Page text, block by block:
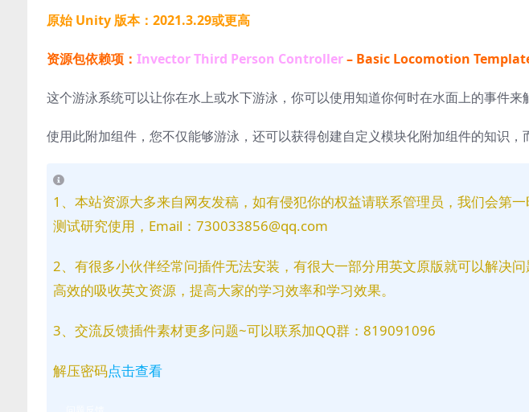
原始 Unity 版本：2021.3.29或更高
资源包依赖项： Invector Third Person Controller– Basic Locomotion
这个游泳系统可以让你在水上或水下游泳，你可以使用知道你何时在水面上的事件来
使用此附加组件，您不仅能够游泳，还可以获得创建自定义模块化附加组件的知识，
1、本站资源大多来自网友发稿，如有侵犯你的权益请联系管理员，我们会第
测试研究使用，Email：730033856@qq.com
2、有很多小伙伴经常问插件无法安装，有很大一部分用英文原版就可以解决
高效的吸收英文资源，提高大家的学习效率和学习效果。
3、交流反馈插件素材更多问题~可以联系加QQ群：819091096
解压密码点击查看